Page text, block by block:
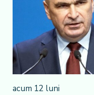
acum 12 luni